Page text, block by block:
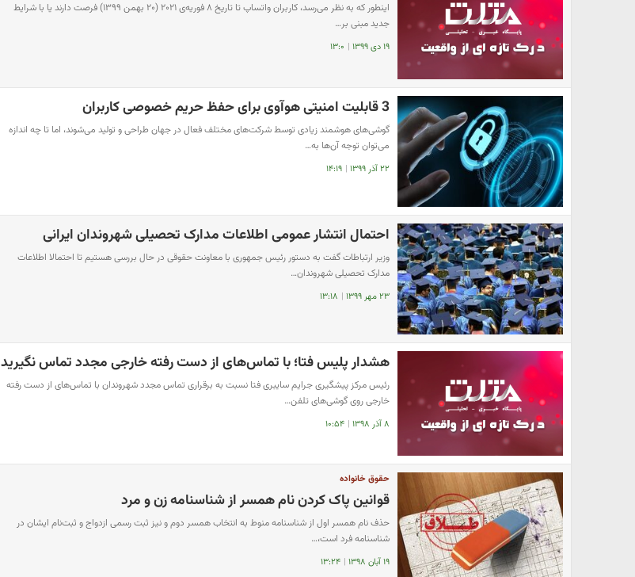
اینطور که به نظر می‌رسد، کاربران واتساپ تا تاریخ ۸ فوریه‌ی ۲۰۲۱ (۲۰ بهمن ۱۳۹۹) فرصت دارند یا با شرایط
جدید مبنی بر…
۱۹ دی ۱۳۹۹ | ۱۳:۰
3 قابلیت امنیتی هوآوی برای حفظ حریم خصوصی کاربران
گوشی‌های هوشمند زیادی توسط شرکت‌های مختلف فعال در جهان طراحی و تولید می‌شوند، اما تا چه اندازه
می‌توان توجه آن‌ها به…
۲۲ آذر ۱۳۹۹ | ۱۴:۱۹
احتمال انتشار عمومی اطلاعات مدارک تحصیلی شهروندان ایرانی
وزیر ارتباطات گفت به دستور رئیس جمهوری با معاونت حقوقی در حال بررسی هستیم تا احتمالا اطلاعات
مدارک تحصیلی شهروندان…
۲۳ مهر ۱۳۹۹ | ۱۳:۱۸
هشدار پلیس فتا؛ با تماس‌های از دست رفته خارجی مجدد تماس نگیرید
رئیس مرکز پیشگیری جرایم سایبری فتا نسبت به برقراری تماس مجدد شهروندان با تماس‌های از دست رفته
خارجی روی گوشی‌های تلفن…
۸ آذر ۱۳۹۸ | ۱۰:۵۴
حقوق خانواده
قوانین پاک کردن نام همسر از شناسنامه زن و مرد
حذف نام همسر اول از شناسنامه منوط به انتخاب همسر دوم و نیز ثبت رسمی ازدواج و ثبت‌نام ایشان در
شناسنامه فرد است،…
۱۹ آبان ۱۳۹۸ | ۱۳:۲۴